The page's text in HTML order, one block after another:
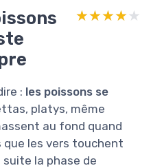
★★★★★
★★★★★
: les poissons se
platys, même
au fond quand
que les vers touchent
suite la phase de